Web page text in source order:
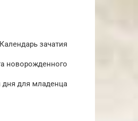
Календарь зачатия
новорожденного
для младенца